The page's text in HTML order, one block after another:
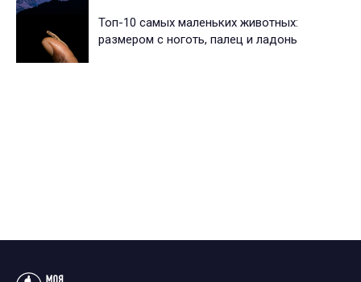
Топ-10 самых маленьких животных:
размером с ноготь, палец и ладонь